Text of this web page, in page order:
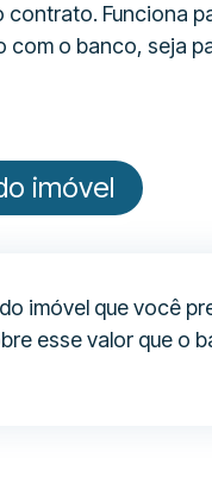
Funciona
com o banco, seja
imóvel
imóvel que você
esse valor que o